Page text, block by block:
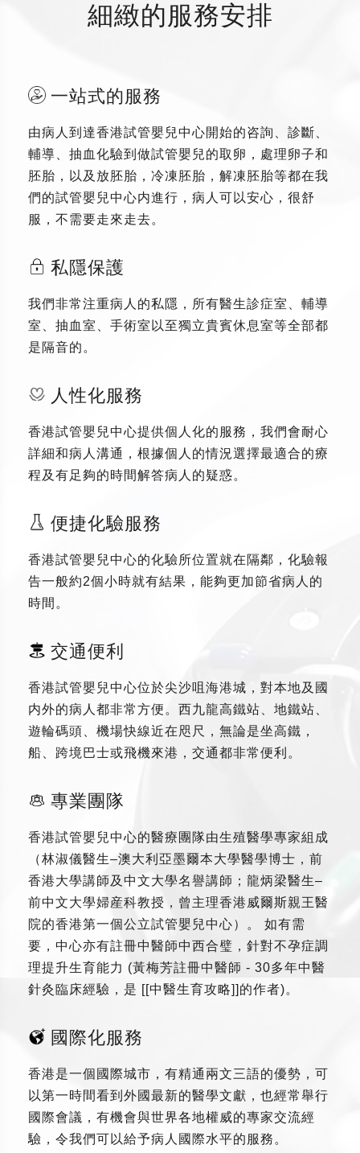
細緻的服務安排
一站式的服務
由病人到達香港試管嬰兒中心開始的咨詢、診斷、
輔導、抽血化驗到做試管嬰兒的取卵，處理卵子和
胚胎，以及放胚胎，冷凍胚胎，解凍胚胎等都在我
們的試管嬰兒中心内進行，病人可以安心，很舒
服，不需要走來走去。
私隱保護
我們非常注重病人的私隱，所有醫生診症室、輔導
室、抽血室、手術室以至獨立貴賓休息室等全部都
是隔音的。
人性化服務
香港試管嬰兒中心提供個人化的服務，我們會耐心
詳細和病人溝通，根據個人的情況選擇最適合的療
程及有足夠的時間解答病人的疑惑。
便捷化驗服務
香港試管嬰兒中心的化驗所位置就在隔鄰，化驗報
告一般約2個小時就有結果，能夠更加節省病人的
時間。
交通便利
香港試管嬰兒中心位於尖沙咀海港城，對本地及國
内外的病人都非常方便。西九龍高鐵站、地鐵站、
遊輪碼頭、機場快線近在咫尺，無論是坐高鐵，
船、跨境巴士或飛機來港，交通都非常便利。
專業團隊
香港試管嬰兒中心的醫療團隊由生殖醫學專家組成
（林淑儀醫生–澳大利亞墨爾本大學醫學博士，前
香港大學講師及中文大學名譽講師；龍炳梁醫生–
前中文大學婦産科教授，曾主理香港威爾斯親王醫
院的香港第一個公立試管嬰兒中心）。 如有需
要，中心亦有註冊中醫師中西合璧，針對不孕症調
理提升生育能力 (黃梅芳註冊中醫師 - 30多年中醫
針灸臨床經驗，是 [[中醫生育攻略]]的作者)。
國際化服務
香港是一個國際城市，有精通兩文三語的優勢，可
以第一時間看到外國最新的醫學文獻，也經常舉行
國際會議，有機會與世界各地權威的專家交流經
驗，令我們可以給予病人國際水平的服務。